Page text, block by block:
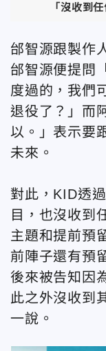
「沒收到
邰智源跟製作
邰智源便提問
度過的，我們
退役了？」而
以。」表示要
未來。
對此，KID透
目，也沒收到
主題和提前預
前陣子還有預
後來被告知因
此之外沒收到
一說。